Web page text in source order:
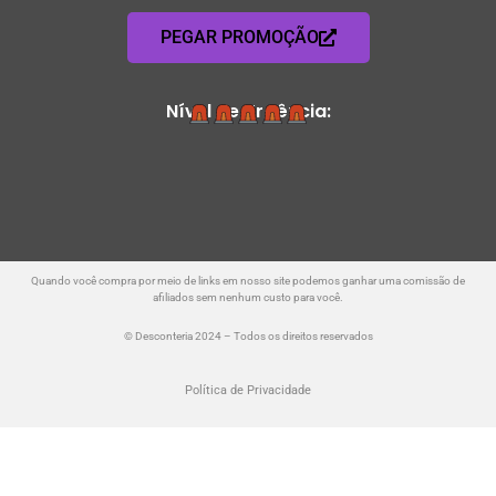
PEGAR PROMOÇÃO
Nível de Urgência:
Quando você compra por meio de links em nosso site podemos ganhar uma comissão de
afiliados sem nenhum custo para você.
© Desconteria 2024 – Todos os direitos reservados
Política de Privacidade